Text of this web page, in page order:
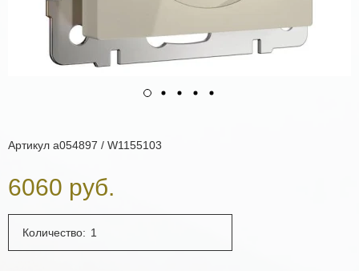
Артикул a054897 / W1155103
6060 руб.
Количество: